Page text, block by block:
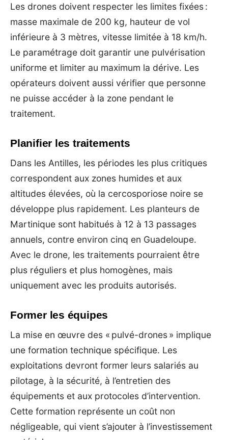
Les drones doivent respecter les limites fixées :
masse maximale de 200 kg, hauteur de vol
inférieure à 3 mètres, vitesse limitée à 18 km/h.
Le paramétrage doit garantir une pulvérisation
uniforme et limiter au maximum la dérive. Les
opérateurs doivent aussi vérifier que personne
ne puisse accéder à la zone pendant le
traitement.
Planifier les traitements
Dans les Antilles, les périodes les plus critiques
correspondent aux zones humides et aux
altitudes élevées, où la cercosporiose noire se
développe plus rapidement. Les planteurs de
Martinique sont habitués à 12 à 13 passages
annuels, contre environ cinq en Guadeloupe.
Avec le drone, les traitements pourraient être
plus réguliers et plus homogènes, mais
uniquement avec les produits autorisés.
Former les équipes
La mise en œuvre des « pulvé-drones » implique
une formation technique spécifique. Les
exploitations devront former leurs salariés au
pilotage, à la sécurité, à l’entretien des
équipements et aux protocoles d’intervention.
Cette formation représente un coût non
négligeable, qui vient s’ajouter à l’investissement